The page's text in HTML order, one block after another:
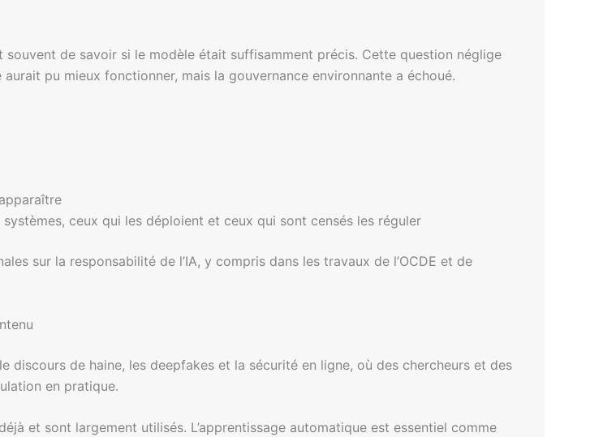
de savoir si le modèle était suffisamment précis. Cette question néglige
pu mieux fonctionner, mais la gouvernance environnante a échoué.
ceux qui les déploient et ceux qui sont censés les réguler
sur la responsabilité de l’IA, y compris dans les travaux de l’OCDE et de
de haine, les deepfakes et la sécurité en ligne, où des chercheurs et des
en pratique.
et sont largement utilisés. L’apprentissage automatique est essentiel comme